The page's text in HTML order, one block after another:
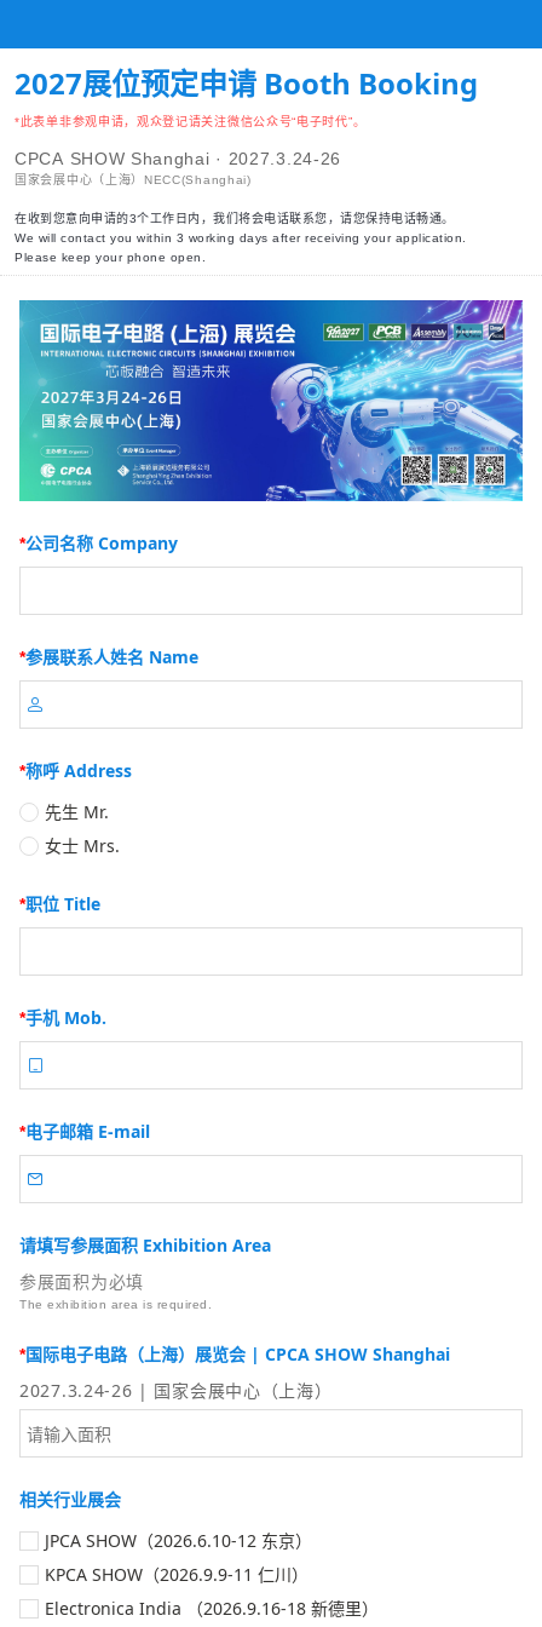
2027展位预定申请 Booth Booking
*此表单非参观申请，观众登记请关注微信公众号“电子时代”。
CPCA SHOW Shanghai · 2027.3.24-26
国家会展中心（上海）NECC(Shanghai)
在收到您意向申请的3个工作日内，我们将会电话联系您，请您保持电话畅通。
We will contact you within 3 working days after receiving your application.
Please keep your phone open.
*公司名称 Company
*参展联系人姓名 Name

*称呼 Address
先生 Mr.
女士 Mrs.
*职位 Title
*手机 Mob.

*电子邮箱 E-mail

请填写参展面积 Exhibition Area
参展面积为必填
The exhibition area is required.
*国际电子电路（上海）展览会 | CPCA SHOW Shanghai
2027.3.24-26 | 国家会展中心（上海）
相关行业展会
JPCA SHOW（2026.6.10-12 东京）
KPCA SHOW（2026.9.9-11 仁川）
Electronica India （2026.9.16-18 新德里）